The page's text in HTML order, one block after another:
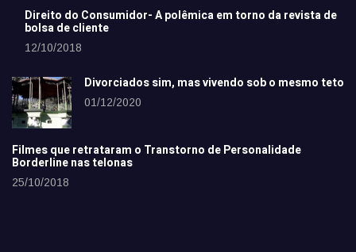
Direito do Consumidor- A polêmica em torno da revista de
bolsa de cliente
12/10/2018
Divorciados sim, mas vivendo sob o mesmo teto
01/12/2020
Filmes que retrataram o Transtorno de Personalidade
Borderline nas telonas
25/10/2018